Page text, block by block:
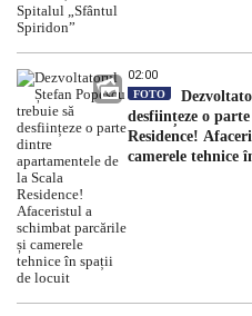
02:00
FOTO
desființeze o
Residence!
camerele tehnice